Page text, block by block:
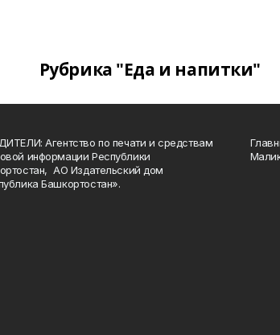
Рубрика "Еда и напитки"
Агентство по печати и средствам
информации Республики
АО Издательский дом
Башкортостан».